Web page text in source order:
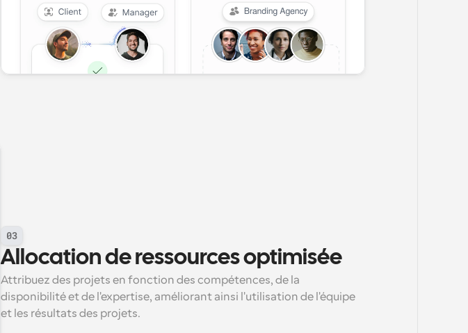
03
Allocation de ressources optimisée
Attribuez des projets en fonction des compétences, de la
disponibilité et de l'expertise, améliorant ainsi l'utilisation de l'équipe
et les résultats des projets.